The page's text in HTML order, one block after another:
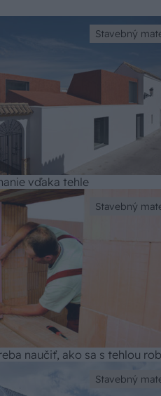
Stavebný
vďaka tehle
Stavebný
naučiť, ako sa s tehlou
Stavebný